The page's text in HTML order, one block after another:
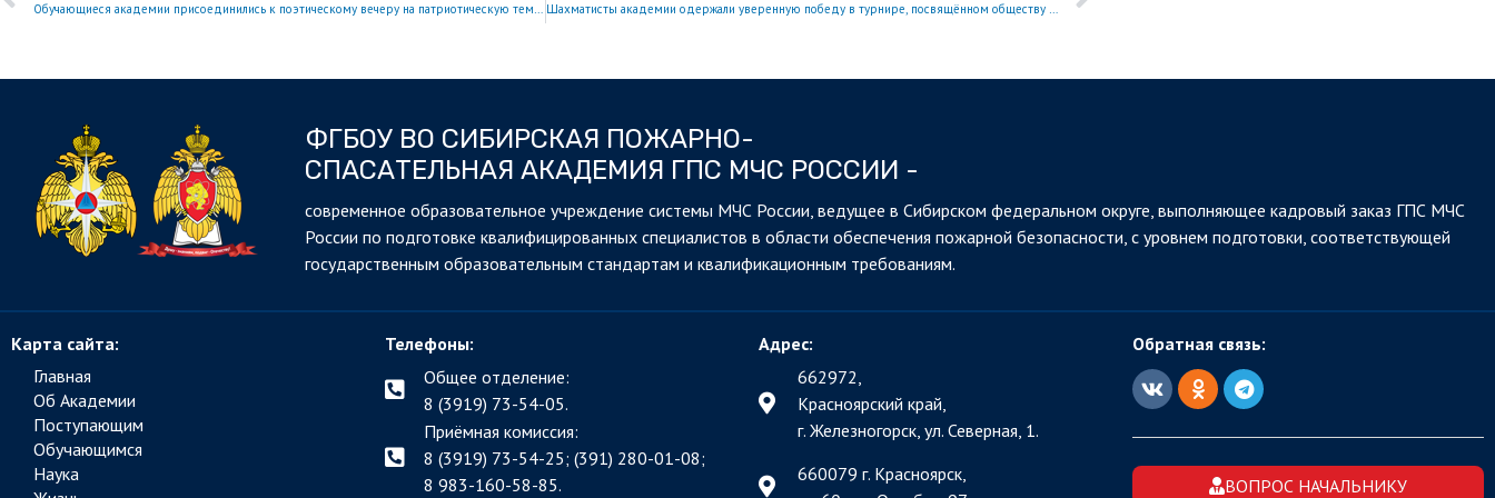
Обучающиеся академии присоединились к поэтическому вечеру на патриотическую тематику Шахматисты академии одержали уверенную победу в турнире, посвящённом обществу «Динамо»
ФГБОУ ВО СИБИРСКАЯ ПОЖАРНО-
СПАСАТЕЛЬНАЯ АКАДЕМИЯ ГПС МЧС РОССИИ -
cовременное образовательное учреждение системы МЧС России, ведущее в Сибирском федеральном округе, выполняющее кадровый заказ ГПС МЧС
России по подготовке квалифицированных специалистов в области обеспечения пожарной безопасности, с уровнем подготовки, соответствующей
государственным образовательным стандартам и квалификационным требованиям.
Карта сайта:
Главная
Об Академии
Поступающим
Обучающимся
Наука
Телефоны:
Общее отделение:
8 (3919) 73-54-05.
Приёмная комиссия:
8 (3919) 73-54-25; (391) 280-01-08;
8 983-160-58-85.
Адрес:
662972,
Красноярский край,
г. Железногорск, ул. Северная, 1.
660079 г. Красноярск,
Обратная связь:
ВОПРОС НАЧАЛЬНИКУ